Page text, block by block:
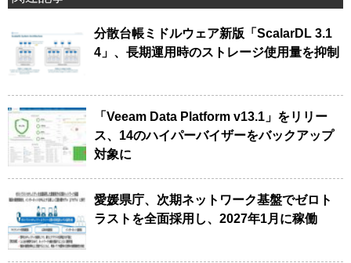
分散台帳ミドルウェア新版「ScalarDL 3.1
4」、長期運用時のストレージ使用量を抑制
「Veeam Data Platform v13.1」をリリー
ス、14のハイパーバイザーをバックアップ
対象に
愛媛県庁、次期ネットワーク基盤でゼロト
ラストを全面採用し、2027年1月に稼働